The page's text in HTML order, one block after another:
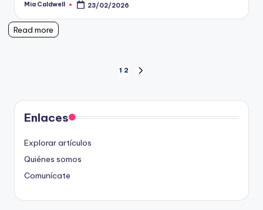
Posted
Mia Caldwell 23/02/2026
Read more
pagination
1 2
Enlaces
Explorar artículos
Quiénes somos
Comunícate